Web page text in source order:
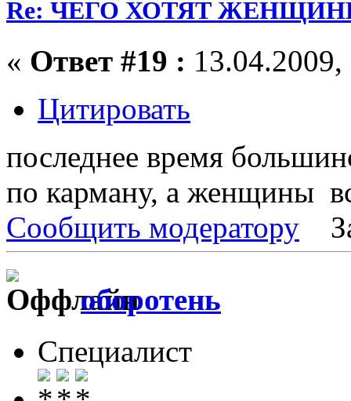
Re: ЧЕГО ХОТЯТ
« Ответ #19 :
Цитировать
последнее время
по карману, а женщины
Сообщить модератору
оборотень
Специалист